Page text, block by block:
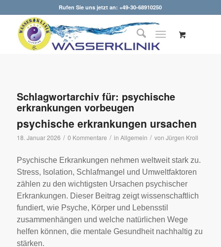
Rufen Sie uns jetzt an: +49-30-68910250
Schlagwortarchiv für: psychische
erkrankungen vorbeugen
psychische erkrankungen ursachen
18. Januar 2026 / 0 Kommentare / in Allgemein / von Jürgen Kroll
Psychische Erkrankungen nehmen weltweit stark zu.
Stress, Isolation, Schlafmangel und Umweltfaktoren
zählen zu den wichtigsten Ursachen psychischer
Erkrankungen. Dieser Beitrag zeigt wissenschaftlich
fundiert, wie Psyche, Körper und Lebensstil
zusammenhängen und welche natürlichen Wege
helfen können, die mentale Gesundheit nachhaltig zu
stärken.